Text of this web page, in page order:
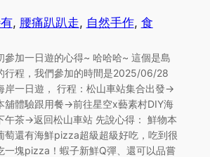
, 腰痛趴趴走, 自然手作, 食
參加一日遊的心得~ 哈哈哈~ 這個是島
行程，我們參加的時間是2025/06/28
岸一日遊， 行程：松山車站集合出發->
舖體驗跟用餐->前往星空x藝素村DIY海
午茶->返回松山車站 先說心得： 鮮物本
萄還有海鮮pizza超級超級好吃，吃到很
一塊pizza！蝦子新鮮Q彈、還可以品嘗